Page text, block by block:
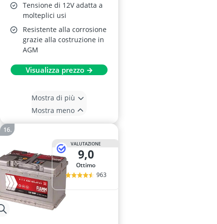
Tensione di 12V adatta a
molteplici usi
Resistente alla corrosione
grazie alla costruzione in
AGM
Visualizza prezzo →
Mostra di più
Mostra meno
VALUTAZIONE
9,0
Ottimo
963